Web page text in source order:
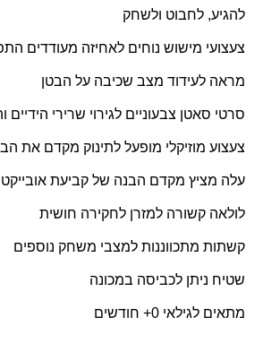
להגיע, לחבוט ולשחק
צעצועי מישוש נוחים לאחיזה מעודדים
מראה לעידוד מצב שכיבה על הבטן
סרטי סאטן צבעוניים לגירוי שרירי
צעצוע מוזיקלי מופעל לתינוק מקדם את
עלה מציץ מקדם הבנה של קביעת אובייקט
לולאה קשורה למזרן לחקירה חושית
קשתות מתכווננות למצבי משחק נוספים
שטיח ניתן לכביסה במכונה
מתאים לגילאי 0+ חודשים